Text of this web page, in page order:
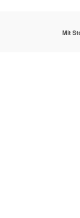
Mit